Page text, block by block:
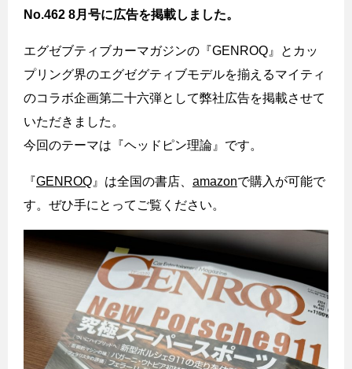
No.462 8月号に広告を掲載しました。
エグゼブティブカーマガジンの『GENROQ』とカッ
プリング界のエグゼグティブモデルを揃えるマイティ
のコラボ企画第二十六弾として弊社広告を掲載させて
いただきました。
今回のテーマは『ヘッドピン理論』です。
『GENROQ 』は全国の書店、 amazonで購入が可能で
す。ぜひ手にとってご覧ください。